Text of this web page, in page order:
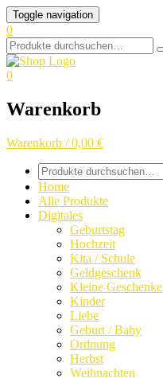
Skip
to
content
Toggle navigation
0
Search
for:
0
Warenkorb
Warenkorb / 0,00 €
Search
for:
Home
Alle Produkte
Digitales
Geburtstag
Hochzeit
Kita / Schule
Geldgeschenk
Kleine Geschenke
Kinder
Liebe
Geburt / Baby
Ordnung
Herbst
Weihnachten